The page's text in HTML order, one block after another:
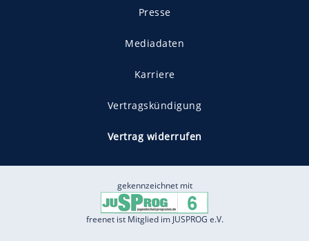
Presse
Mediadaten
Karriere
Vertragskündigung
Vertrag widerrufen
gekennzeichnet mit
freenet ist Mitglied im JUSPROG e.V.